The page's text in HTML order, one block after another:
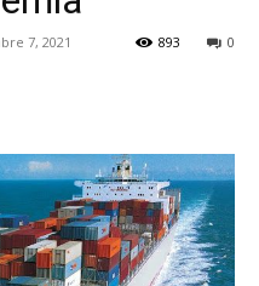
7, 2021 0
893